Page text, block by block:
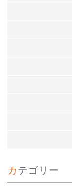
カテゴリー